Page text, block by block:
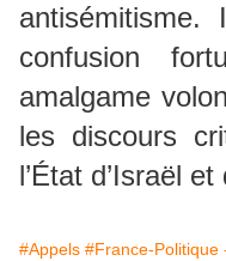
antisémitisme.
confusion
amalgame
les discours
l’État d’Israël
#Appels #France-Politique